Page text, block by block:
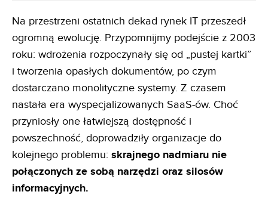
Na przestrzeni ostatnich dekad rynek IT przeszedł
ogromną ewolucję. Przypomnijmy podejście z 2003
roku: wdrożenia rozpoczynały się od „pustej kartki”
i tworzenia opasłych dokumentów, po czym
dostarczano monolityczne systemy. Z czasem
nastała era wyspecjalizowanych SaaS-ów. Choć
przyniosły one łatwiejszą dostępność i
powszechność, doprowadziły organizacje do
kolejnego problemu: skrajnego nadmiaru nie
połączonych ze sobą narzędzi oraz silosów
informacyjnych.